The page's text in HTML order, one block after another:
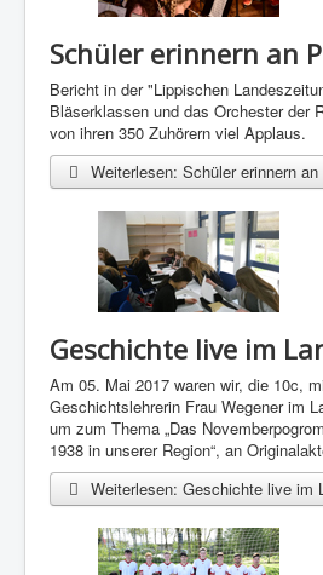
Schüler erinnern an
Bericht in der "Lippischen
Bläserklassen und das Orchester der
von ihren 350 Zuhörern viel Applaus.
Weiterlesen: Schüler erinnern
Geschichte live im
Am 05. Mai 2017 waren wir, die 10c,
Geschichtslehrerin Frau Wegener im
um zum Thema „Das
1938 in unserer Region“, an
Weiterlesen: Geschichte live im